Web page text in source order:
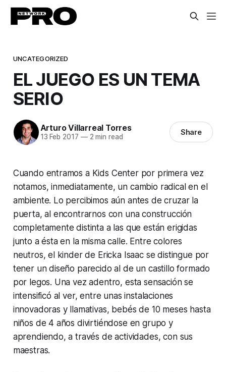
UNCATEGORIZED
EL JUEGO ES UN TEMA
SERIO
Arturo Villarreal Torres
13 Feb 2017 —2 min read Share
Cuando entramos a Kids Center por primera vez
notamos, inmediatamente, un cambio radical en el
ambiente. Lo percibimos aún antes de cruzar la
puerta, al encontrarnos con una construcción
completamente distinta a las que están erigidas
junto a ésta en la misma calle. Entre colores
neutros, el kinder de Ericka Isaac se distingue por
tener un diseño parecido al de un castillo formado
por legos. Una vez adentro, esta sensación se
intensificó al ver, entre unas instalaciones
innovadoras y llamativas, bebés de 10 meses hasta
niños de 4 años divirtiéndose en grupo y
aprendiendo, a través de actividades, con sus
maestras.